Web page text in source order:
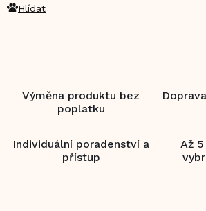
Hlídat
Výměna produktu bez
poplatku
Individuální poradenství a
přístup
Až